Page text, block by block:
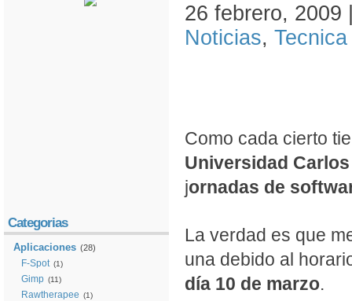
26 febrero, 2009
Noticias, Tecnica
Como cada cierto
Universidad
jornadas de
La verdad es que
una debido al
día 10 de marzo.
Categorias
Aplicaciones (28)
F-Spot (1)
Gimp (11)
Rawtherapee (1)